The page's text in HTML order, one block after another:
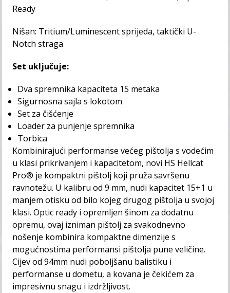
Ready
Nišan: Tritium/Luminescent sprijeda, taktički U-
Notch straga
Set uključuje:
Dva spremnika kapaciteta 15 metaka
Sigurnosna sajla s lokotom
Set za čišćenje
Loader za punjenje spremnika
Torbica
Kombinirajući performanse većeg pištolja s vodećim
u klasi prikrivanjem i kapacitetom, novi HS Hellcat
Pro® je kompaktni pištolj koji pruža savršenu
ravnotežu. U kalibru od 9 mm, nudi kapacitet 15+1 u
manjem otisku od bilo kojeg drugog pištolja u svojoj
klasi. Optic ready i opremljen šinom za dodatnu
opremu, ovaj izniman pištolj za svakodnevno
nošenje kombinira kompaktne dimenzije s
mogućnostima performansi pištolja pune veličine.
Cijev od 94mm nudi poboljšanu balistiku i
performanse u dometu, a kovana je čekićem za
impresivnu snagu i izdržljivost.